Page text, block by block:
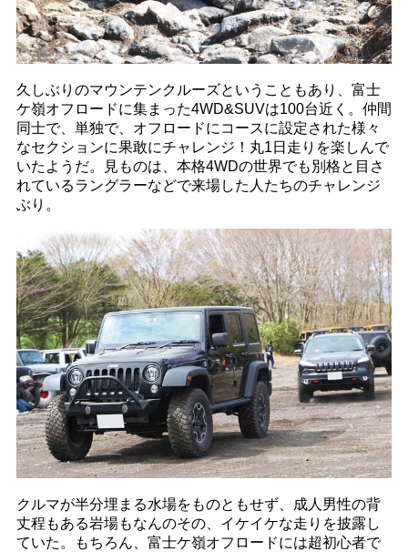
久しぶりのマウンテンクルーズということもあり、富士
ケ嶺オフロードに集まった4WD&SUVは100台近く。仲間
同士で、単独で、オフロードにコースに設定された様々
なセクションに果敢にチャレンジ！丸1日走りを楽しんで
いたようだ。見ものは、本格4WDの世界でも別格と目さ
れているラングラーなどで来場した人たちのチャレンジ
ぶり。
クルマが半分埋まる水場をものともせず、成人男性の背
丈程もある岩場もなんのその、イケイケな走りを披露し
ていた。もちろん、富士ケ嶺オフロードには超初心者で